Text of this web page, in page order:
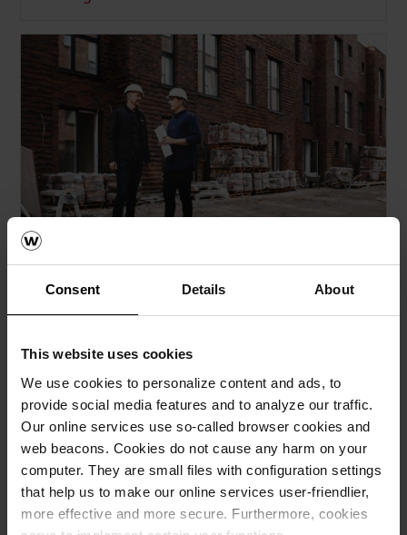
Consent Details About
This website uses cookies
We use cookies to personalize content and ads, to
provide social media features and to analyze our traffic.
Our online services use so-called browser cookies and
web beacons. Cookies do not cause any harm on your
computer. They are small files with configuration settings
that help us to make our online services user-friendlier,
more effective and more secure. Furthermore, cookies
Kontakt oss!
Trenger du rådgivning om teglstein som egner
seg til mønstermurverk?
Du finner vår kontaktinformasjon her